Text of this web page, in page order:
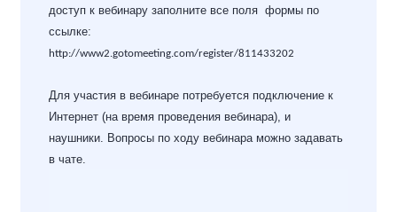
доступ к вебинару заполните все поля формы по
ссылке:
http://www2.gotomeeting.com/register/811433202
Для участия в вебинаре потребуется подключение к
Интернет (на время проведения вебинара), и
наушники. Вопросы по ходу вебинара можно задавать
в чате.